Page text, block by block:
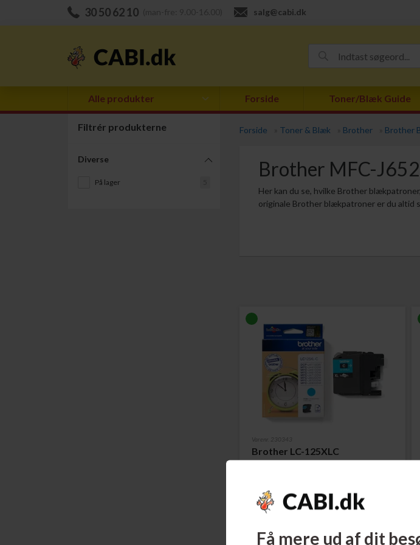
Få mere ud af dit
30 50 62 10 salg@cabi.dk
Alle produkter Forside Toner/Blæk Guide
Filtrér produkterne
Diverse
På lager
Forside Toner & Blæk Brother Brother
Brother MFC-
Her kan du se, hvilke Brother
originale Brother blækpatroner er du
Varenr. 230343
Brother LC-125XLC
Læs mere...